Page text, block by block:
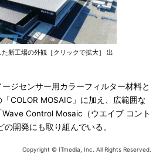
新工場の外観［クリックで拡大］ 出
ジセンサー用カラーフィルター材料と
COLOR MOSAIC」に加え、広範囲な
Control Mosaic（ウエイブ コント
開発にも取り組んでいる。
Copyright © ITmedia, Inc. All Rights Reserved.